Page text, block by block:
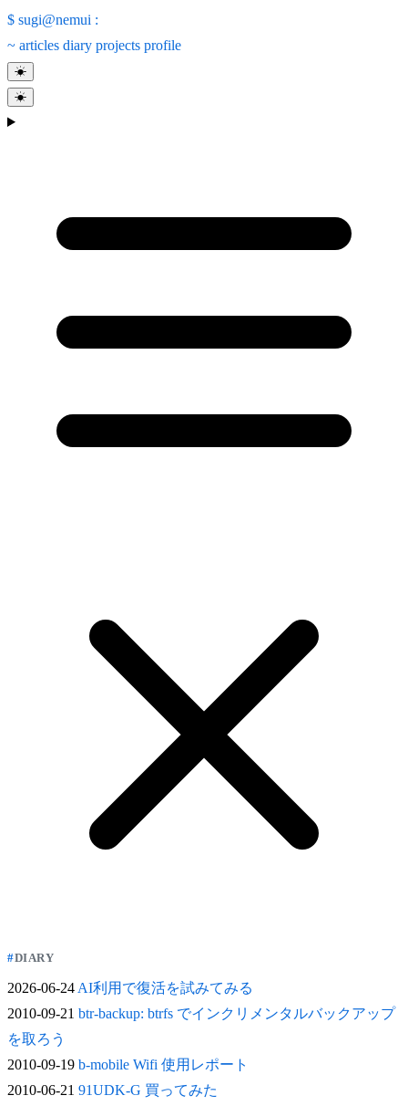
$ sugi@nemui :
~ articles diary projects profile
☀
☀
DIARY
2026-06-24AI利用で復活を試みてみる
2010-09-21 btr-backup: btrfs でインクリメンタルバックアップ
を取ろう
2010-09-19 b-mobile Wifi 使用レポート
2010-06-21 91UDK-G 買ってみた